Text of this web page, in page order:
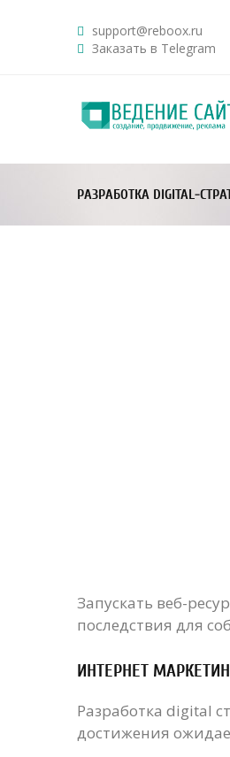
support@reboox.ru
Заказать в Telegram
РАЗРАБОТКА DIGITAL-
Запускать веб-
последствия для
ИНТЕРНЕТ
Разработка digital
достижения